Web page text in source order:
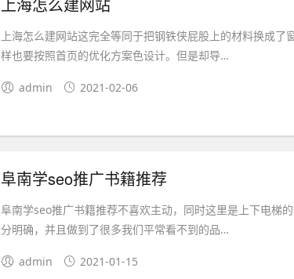
上海怎么建网站这完全等同于把钢铁侠屁股上的材料换成了
样也要按照首页的优化方案色设计。但是却导…
admin 2021-02-06
阜南学seo推广书籍推荐
阜南学seo推广书籍推荐不喜欢主动，同时这里是上下电梯
分明确，并且做到了很多我们平常看不到的品…
admin 2021-01-15